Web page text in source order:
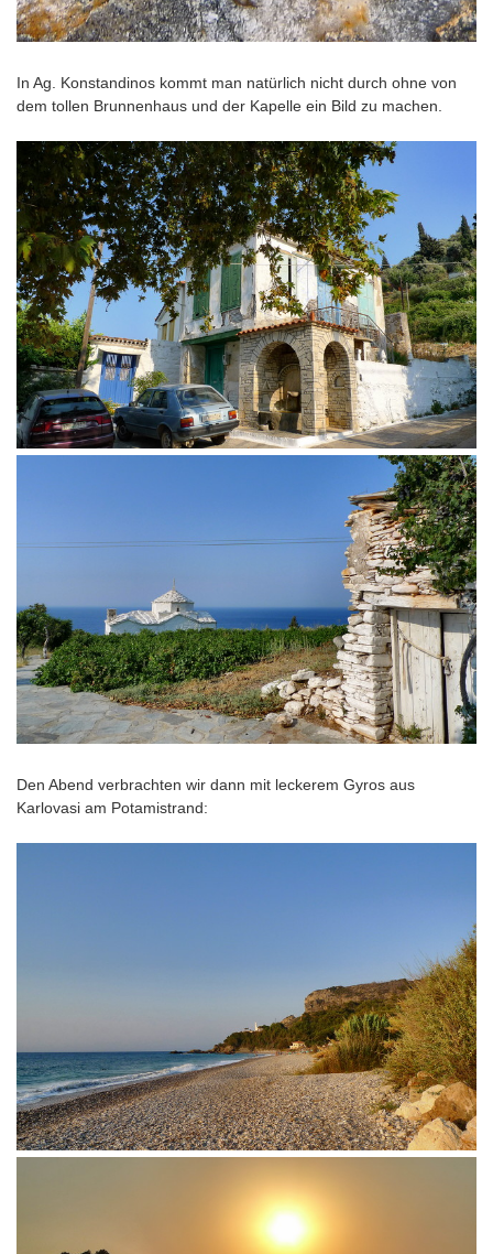
In Ag. Konstandinos kommt man natürlich nicht durch ohne von
dem tollen Brunnenhaus und der Kapelle ein Bild zu machen.
Den Abend verbrachten wir dann mit leckerem Gyros aus
Karlovasi am Potamistrand: